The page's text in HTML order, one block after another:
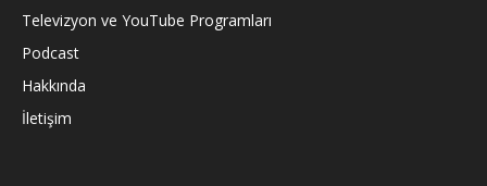
Televizyon ve YouTube Programları
Podcast
Hakkında
İletişim